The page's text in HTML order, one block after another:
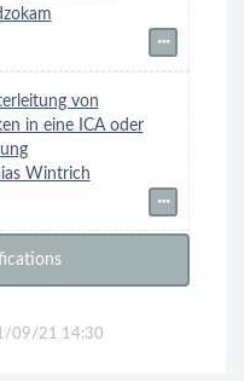
von
in eine ICA oder
Wintrich
09/21 14:30